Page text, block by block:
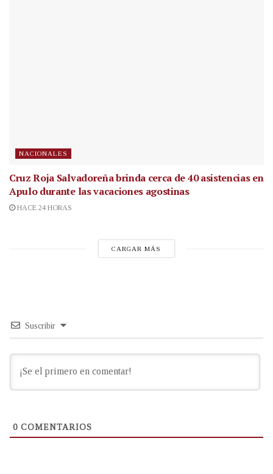
NACIONALES
Cruz Roja Salvadoreña brinda cerca de 40 asistencias en
Apulo durante las vacaciones agostinas
HACE 24 HORAS
CARGAR MÁS
Suscribir
0 COMENTARIOS